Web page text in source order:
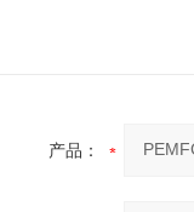
产品：